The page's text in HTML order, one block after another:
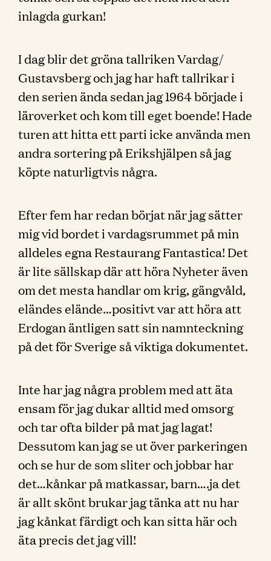
inlagda gurkan!
I dag blir det gröna tallriken Vardag/
Gustavsberg och jag har haft tallrikar i
den serien ända sedan jag 1964 började i
läroverket och kom till eget boende! Hade
turen att hitta ett parti icke använda men
andra sortering på Erikshjälpen så jag
köpte naturligtvis några.
Efter fem har redan börjat när jag sätter
mig vid bordet i vardagsrummet på min
alldeles egna Restaurang Fantastica! Det
är lite sällskap där att höra Nyheter även
om det mesta handlar om krig, gängvåld,
eländes elände…positivt var att höra att
Erdogan äntligen satt sin namnteckning
på det för Sverige så viktiga dokumentet.
Inte har jag några problem med att äta
ensam för jag dukar alltid med omsorg
och tar ofta bilder på mat jag lagat!
Dessutom kan jag se ut över parkeringen
och se hur de som sliter och jobbar har
det…kånkar på matkassar, barn….ja det
är allt skönt brukar jag tänka att nu har
jag kånkat färdigt och kan sitta här och
äta precis det jag vill!